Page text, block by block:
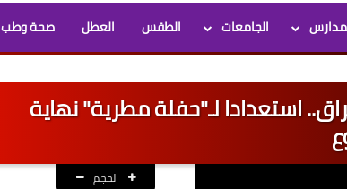
الجامعات الطقس العطل صحة وطب
استعدادا لـ"حفلة مطرية" نهاية
الحجم